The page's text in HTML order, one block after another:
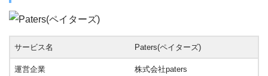
サービス名 Paters(ペイターズ)
運営企業 株式会社paters